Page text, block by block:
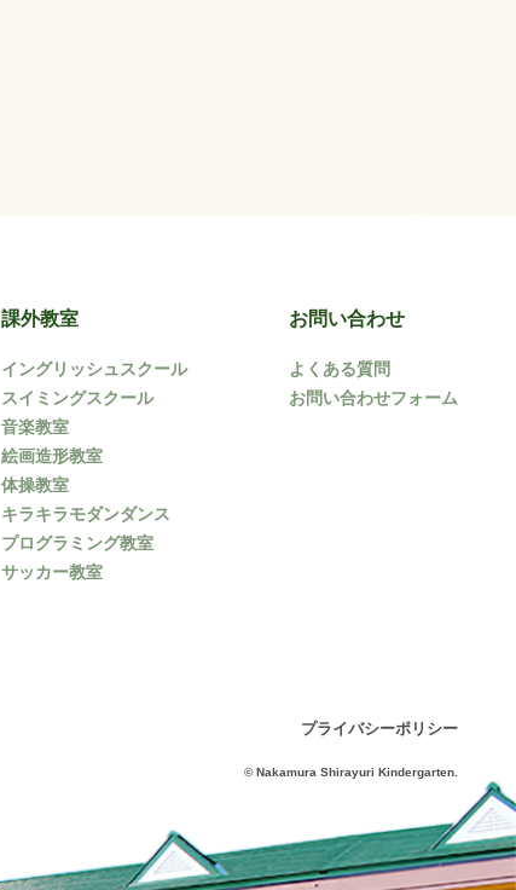
課外教室
イングリッシュスクール
スイミングスクール
音楽教室
絵画造形教室
体操教室
キラキラモダンダンス
プログラミング教室
サッカー教室
お問い合わせ
よくある質問
お問い合わせフォーム
プライバシーポリシー
© Nakamura Shirayuri Kindergarten.